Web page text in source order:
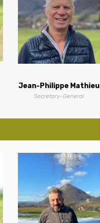
Jean-Philippe Mathieu
Secretary-General